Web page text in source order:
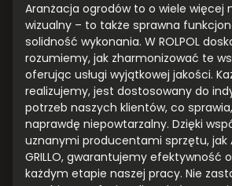
Aranżacja ogrodów to o wiele więcej
wizualny – to także sprawna
solidność wykonania. W ROLPOL
rozumiemy, jak zharmonizować te
oferując usługi wyjątkowej jakości.
realizujemy, jest dostosowany do
potrzeb naszych klientów, co
naprawdę niepowtarzalny. Dzięki
uznanymi producentami sprzętu, jak
GRILLO, gwarantujemy efektywność
każdym etapie naszej pracy. Nie